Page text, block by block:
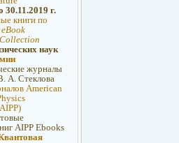
30.11.2019 г.
книги по
eBook
наук
журналы
Стеклова
American
AIPP Ebooks